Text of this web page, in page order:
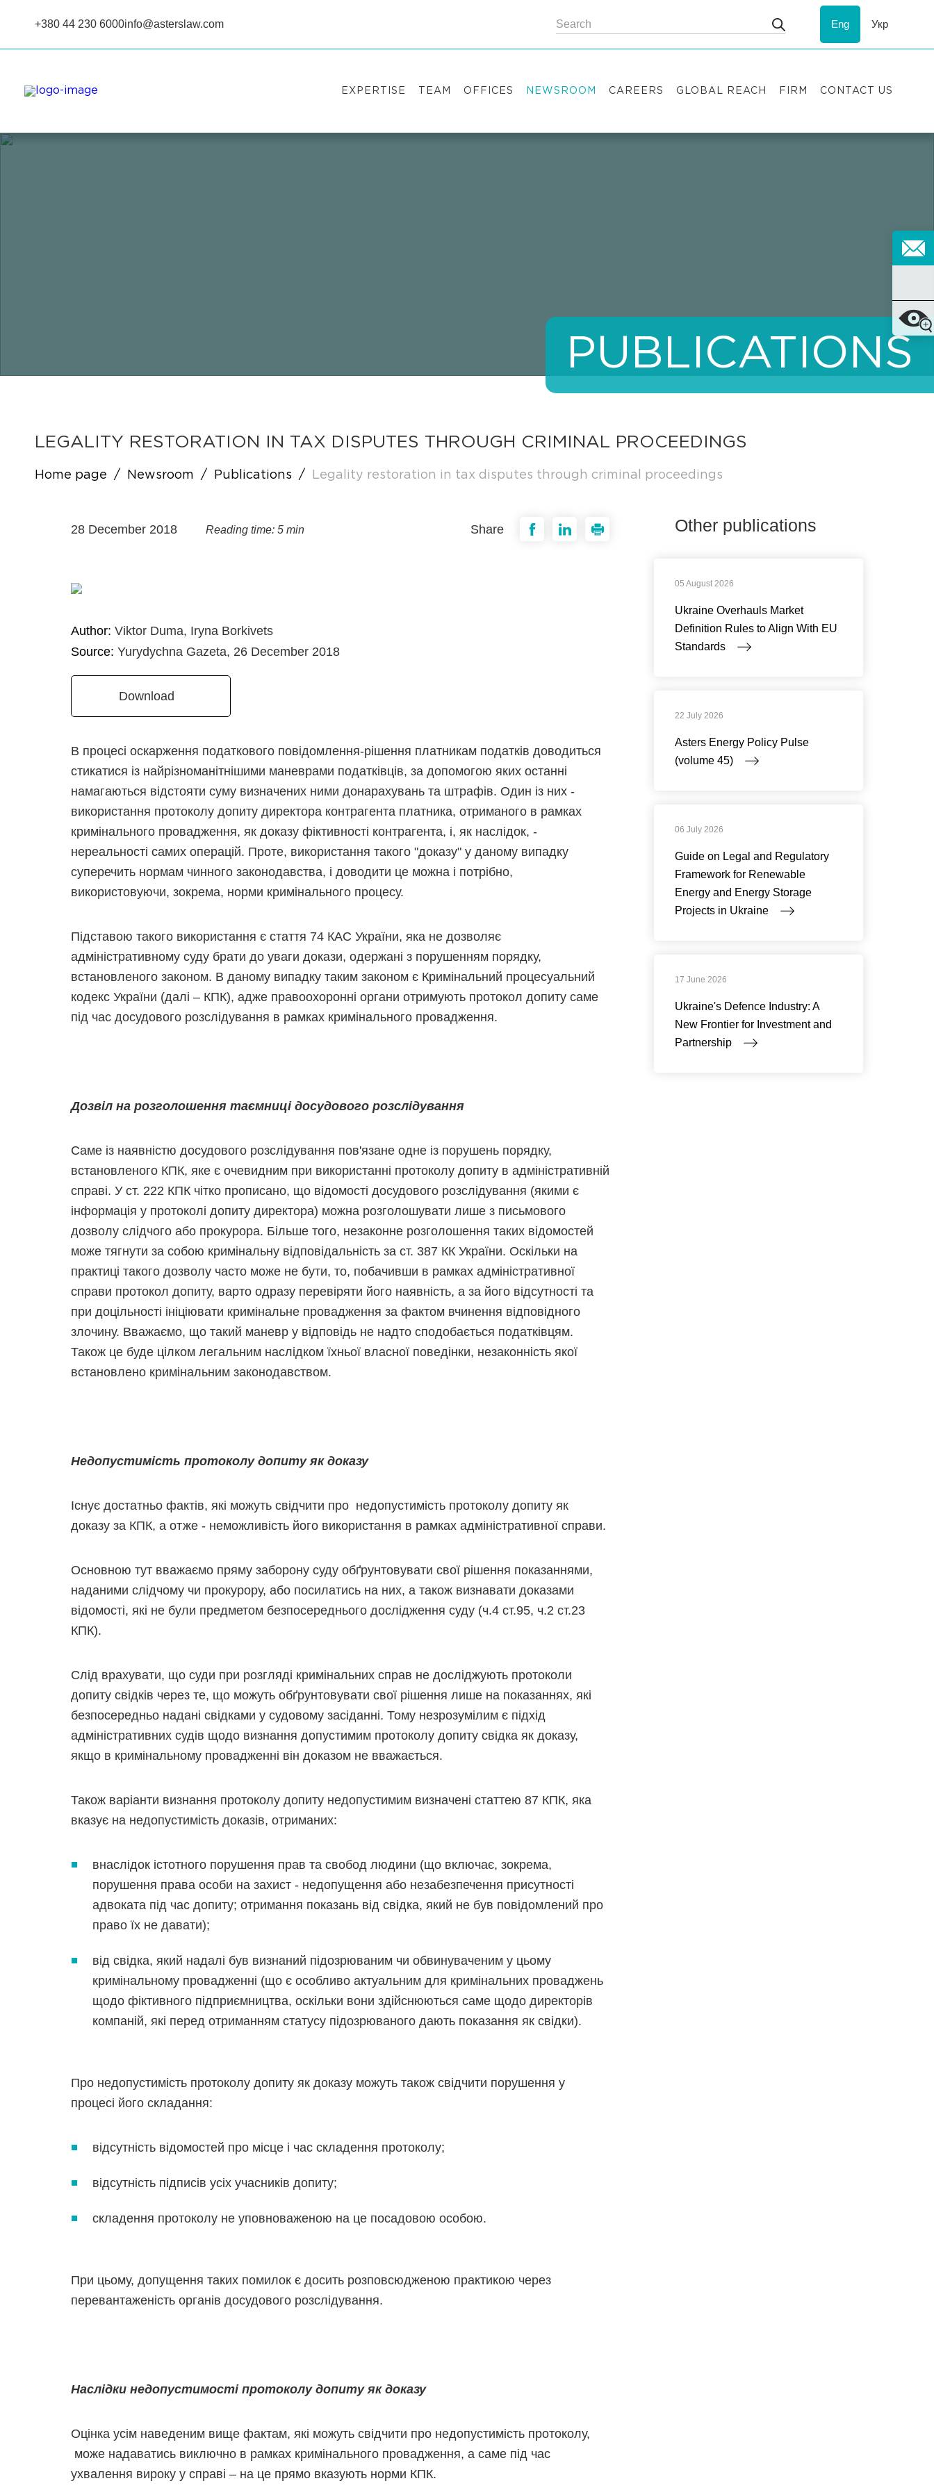
+380 44 230 6000info@asterslaw.com Eng Укр
EXPERTISE TEAM OFFICES NEWSROOM CAREERS GLOBAL REACH FIRM CONTACT US
PUBLICATIONS
LEGALITY RESTORATION IN TAX DISPUTES THROUGH CRIMINAL PROCEEDINGS
Home page / Newsroom / Publications / Legality restoration in tax disputes through criminal proceedings
28 December 2018 Reading time: 5 min Share
Author: Viktor Duma, Iryna Borkivets
Source: Yurydychna Gazeta, 26 December 2018
Download
В процесі оскарження податкового повідомлення-рішення платникам податків доводиться
стикатися із найрізноманітнішими маневрами податківців, за допомогою яких останні
намагаються відстояти суму визначених ними донарахувань та штрафів. Один із них -
використання протоколу допиту директора контрагента платника, отриманого в рамках
кримінального провадження, як доказу фіктивності контрагента, і, як наслідок, -
нереальності самих операцій. Проте, використання такого "доказу" у даному випадку
суперечить нормам чинного законодавства, і доводити це можна і потрібно,
використовуючи, зокрема, норми кримінального процесу.
Підставою такого використання є стаття 74 КАС України, яка не дозволяє
адміністративному суду брати до уваги докази, одержані з порушенням порядку,
встановленого законом. В даному випадку таким законом є Кримінальний процесуальний
кодекс України (далі – КПК), адже правоохоронні органи отримують протокол допиту саме
під час досудового розслідування в рамках кримінального провадження.
Дозвіл на розголошення таємниці досудового розслідування
Саме із наявністю досудового розслідування пов'язане одне із порушень порядку,
встановленого КПК, яке є очевидним при використанні протоколу допиту в адміністративній
справі. У ст. 222 КПК чітко прописано, що відомості досудового розслідування (якими є
інформація у протоколі допиту директора) можна розголошувати лише з письмового
дозволу слідчого або прокурора. Більше того, незаконне розголошення таких відомостей
може тягнути за собою кримінальну відповідальність за ст. 387 КК України. Оскільки на
практиці такого дозволу часто може не бути, то, побачивши в рамках адміністративної
справи протокол допиту, варто одразу перевіряти його наявність, а за його відсутності та
при доцільності ініціювати кримінальне провадження за фактом вчинення відповідного
злочину. Вважаємо, що такий маневр у відповідь не надто сподобається податківцям.
Також це буде цілком легальним наслідком їхньої власної поведінки, незаконність якої
встановлено кримінальним законодавством.
Недопустимість протоколу допиту як доказу
Існує достатньо фактів, які можуть свідчити про недопустимість протоколу допиту як
доказу за КПК, а отже - неможливість його використання в рамках адміністративної справи.
Основною тут вважаємо пряму заборону суду обґрунтовувати свої рішення показаннями,
наданими слідчому чи прокурору, або посилатись на них, а також визнавати доказами
відомості, які не були предметом безпосереднього дослідження суду (ч.4 ст.95, ч.2 ст.23
КПК).
Слід врахувати, що суди при розгляді кримінальних справ не досліджують протоколи
допиту свідків через те, що можуть обґрунтовувати свої рішення лише на показаннях, які
безпосередньо надані свідками у судовому засіданні. Тому незрозумілим є підхід
адміністративних судів щодо визнання допустимим протоколу допиту свідка як доказу,
якщо в кримінальному провадженні він доказом не вважається.
Також варіанти визнання протоколу допиту недопустимим визначені статтею 87 КПК, яка
вказує на недопустимість доказів, отриманих:
внаслідок істотного порушення прав та свобод людини (що включає, зокрема,
порушення права особи на захист - недопущення або незабезпечення присутності
адвоката під час допиту; отримання показань від свідка, який не був повідомлений про
право їх не давати);
від свідка, який надалі був визнаний підозрюваним чи обвинуваченим у цьому
кримінальному провадженні (що є особливо актуальним для кримінальних проваджень
щодо фіктивного підприємництва, оскільки вони здійснюються саме щодо директорів
компаній, які перед отриманням статусу підозрюваного дають показання як свідки).
Про недопустимість протоколу допиту як доказу можуть також свідчити порушення у
процесі його складання:
відсутність відомостей про місце і час складення протоколу;
відсутність підписів усіх учасників допиту;
складення протоколу не уповноваженою на це посадовою особою.
При цьому, допущення таких помилок є досить розповсюдженою практикою через
перевантаженість органів досудового розслідування.
Наслідки недопустимості протоколу допиту як доказу
Оцінка усім наведеним вище фактам, які можуть свідчити про недопустимість протоколу,
може надаватись виключно в рамках кримінального провадження, а саме під час
ухвалення вироку у справі – на це прямо вказують норми КПК.
Other publications
05 August 2026
Ukraine Overhauls Market
Definition Rules to Align With EU
Standards
22 July 2026
Asters Energy Policy Pulse
(volume 45)
06 July 2026
Guide on Legal and Regulatory
Framework for Renewable
Energy and Energy Storage
Projects in Ukraine
17 June 2026
Ukraine's Defence Industry: A
New Frontier for Investment and
Partnership